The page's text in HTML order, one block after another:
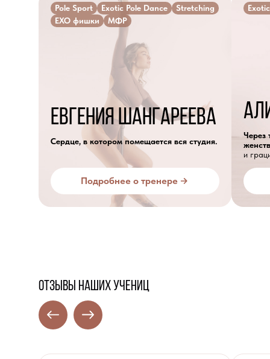
Подробнее о тренере
Сердце, в котором помещается вся студия.
евгения Шангареева
Pole Sport Exotic Pole Dance
Stretching
EXO фишки
МФР
Через
и
отзывы наших учениц